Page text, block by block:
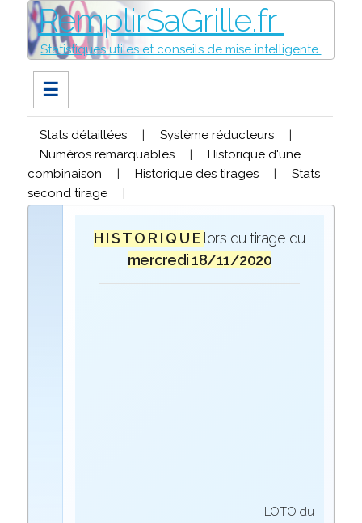
RemplirSaGrille.fr
Statistiques utiles et conseils de mise intelligente.
☰
Stats détaillées | Système réducteurs
|
Numéros remarquables
|
Historique d'une
combinaison
| Historique des tirages |
Stats
second tirage
|
H I S T O R I Q U E lors du tirage du
mercredi 18/11/2020
LOTO du